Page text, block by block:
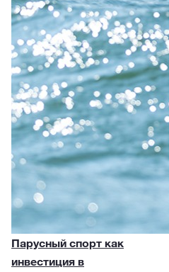
Парусный спорт как
инвестиция в